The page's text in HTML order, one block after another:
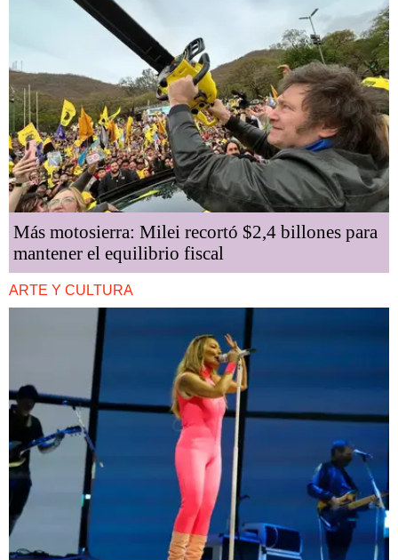
Más motosierra: Milei recortó $2,4 billones para
mantener el equilibrio fiscal
ARTE Y CULTURA